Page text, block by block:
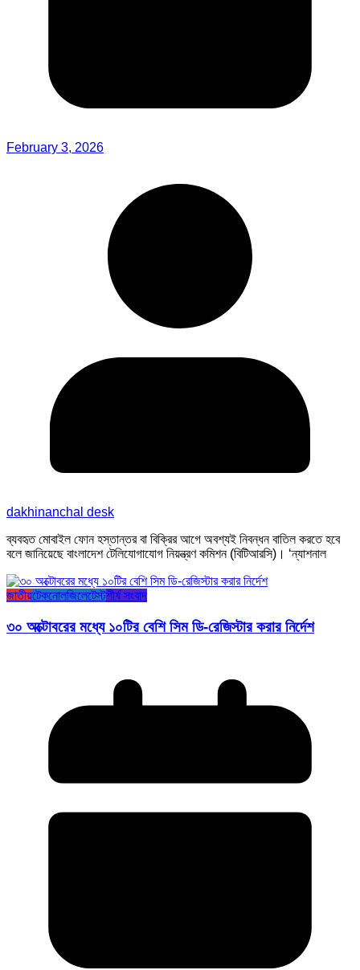
February 3, 2026
dakhinanchal desk
ব্যবহৃত মোবাইল ফোন হস্তান্তর বা বিক্রির আগে অবশ্যই নিবন্ধন বাতিল করতে হবে
বলে জানিয়েছে বাংলাদেশ টেলিযোগাযোগ নিয়ন্ত্রণ কমিশন (বিটিআরসি)। ‘ন্যাশনাল
জাতীয়টেকনোলজিলেটেস্টশীর্ষ সংবাদ
৩০ অক্টোবরের মধ্যে ১০টির বেশি সিম ডি-রেজিস্টার করার নির্দেশ